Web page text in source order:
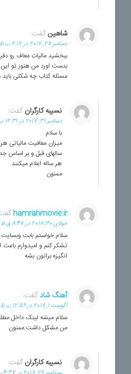
شاهین گفت:
دسامبر 28, 2017 در 6:17 ب.ظ
ببخشید مالیات معاف رو
بدست اورد من هنوز تو این
مسئله کتاب چه شکلی باید
نسیبه کارگران گفت:
دسامبر 31, 2017 در 12:31 ب.ظ
با سلام
میزان معافیت مالیاتی
سالهای قبل و بر اساس
هر ساله اعلام میکنند.
ممنون
hamrahmovie.ir
جولای 30, 2018 در 8:47 ق.ظ
سلام.خواستم بابت
تشکر کنم و امیدوارم باعث
انگیزه براتون بشه
آهنگ شاد گفت:
آگوست 1, 2018 در 12:59 ب.ظ
سلام میشه لینک داخل
من مشکل داشت.ممنون
نسیبه کارگران گفت: